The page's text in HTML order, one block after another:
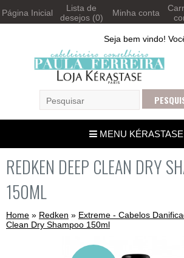
Página Inicial
Lista de
desejos (0)
Minha conta
Seja bem vindo!
MENU KÉRASTASE
REDKEN DEEP CLEAN DRY
150ML
Home » Redken » Extreme - Cabelos
Clean Dry Shampoo 150ml